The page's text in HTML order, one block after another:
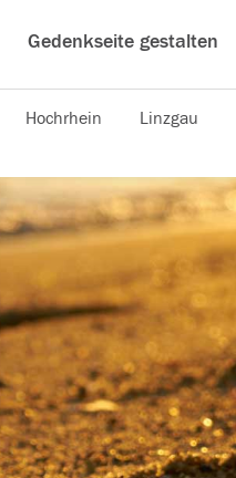
Gedenkseite gestalten
Hochrhein Linzgau